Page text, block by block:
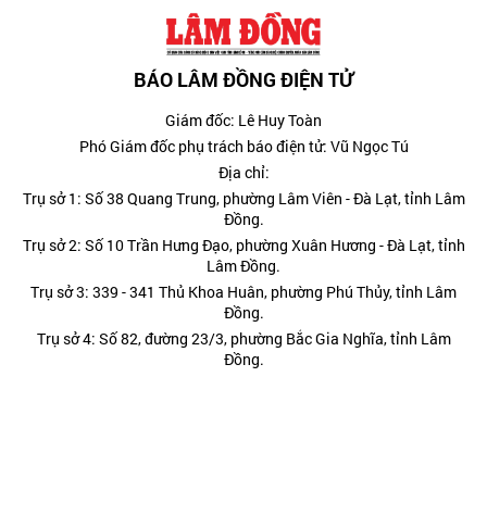
BÁO LÂM ĐỒNG ĐIỆN TỬ
Giám đốc: Lê Huy Toàn
Phó Giám đốc phụ trách báo điện tử: Vũ Ngọc Tú
Địa chỉ:
Trụ sở 1: Số 38 Quang Trung, phường Lâm Viên - Đà Lạt, tỉnh Lâm
Đồng.
Trụ sở 2: Số 10 Trần Hưng Đạo, phường Xuân Hương - Đà Lạt, tỉnh
Lâm Đồng.
Trụ sở 3: 339 - 341 Thủ Khoa Huân, phường Phú Thủy, tỉnh Lâm
Đồng.
Trụ sở 4: Số 82, đường 23/3, phường Bắc Gia Nghĩa, tỉnh Lâm
Đồng.